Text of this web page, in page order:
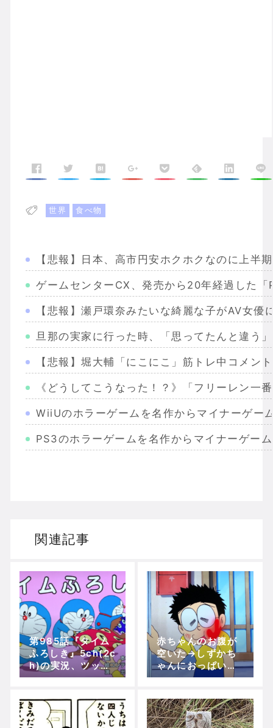
世界 食べ物
【悲報】日本、高市円安ホクホクなのに上半
ゲームセンターCX、発売から20年経過した
【悲報】瀬戸環奈みたいな綺麗な子がAV女優
旦那の実家に行った時、「思ってたんと違う
【悲報】堀大輔「にこにこ」筋トレ中コメン
《どうしてこうなった！？》「フリーレン
WiiUのホラーゲームを名作からマイナーゲー
PS3のホラーゲームを名作からマイナーゲー
ドラゴンクエスト３の思い出
Powered by livedoor 相互RSS
関連記事
第985話『タイム
ふろしき』5ch(2c
h)の実況、ツッコ
ミ、感想！【アニ
赤ちゃんのお腹が
空いた→しずかち
ゃんにおっぱいを
頼もう、というの
ｗｗｗ